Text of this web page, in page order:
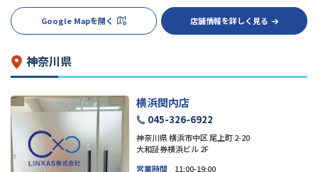
Google Mapを開く 店舗情報を詳しく見る
神奈川県
横浜関内店
045-326-6922
神奈川県 横浜市中区 尾上町 2-20
大和証券横浜ビル 2F
営業時間
11:00-19:00